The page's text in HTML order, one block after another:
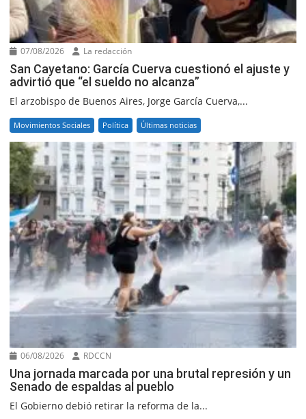
07/08/2026 La redacción
San Cayetano: García Cuerva cuestionó el ajuste y
advirtió que “el sueldo no alcanza”
El arzobispo de Buenos Aires, Jorge García Cuerva,...
Movimientos Sociales Política Últimas noticias
06/08/2026 RDCCN
Una jornada marcada por una brutal represión y un
Senado de espaldas al pueblo
El Gobierno debió retirar la reforma de la...